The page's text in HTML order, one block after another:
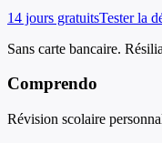
14 jours gratuitsTester la
Sans carte bancaire.
Comprendo
Révision scolaire